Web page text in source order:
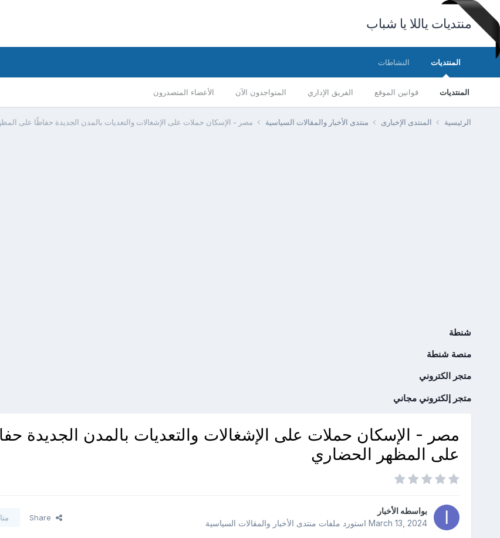
منتديات ياللا يا شباب
المنتديات
المنتديات قوانين الموقع الفريق الإداري المتواجدون الآن الأعضاء المتصدرون
النشاطات
الرئيسية المنتدى الإخبارى منتدى الأخبار والمقالات السياسية مصر - الإسكان حملات على الإشغالات والتعديات بالمدن الجديدة حفاظًا على
شنطة
منصة شنطة
متجر الكتروني
متجر إلكتروني مجاني
مصر - الإسكان حملات على الإشغالات والتعديات بالمدن الجديدة
على المظهر الحضاري
بواسطه الأخبار
March 13, 2024استورد ملفات منتدى الأخبار والمقالات السياسية
Share